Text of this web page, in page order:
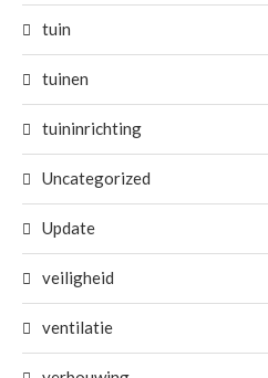
tuin
tuinen
tuininrichting
Uncategorized
Update
veiligheid
ventilatie